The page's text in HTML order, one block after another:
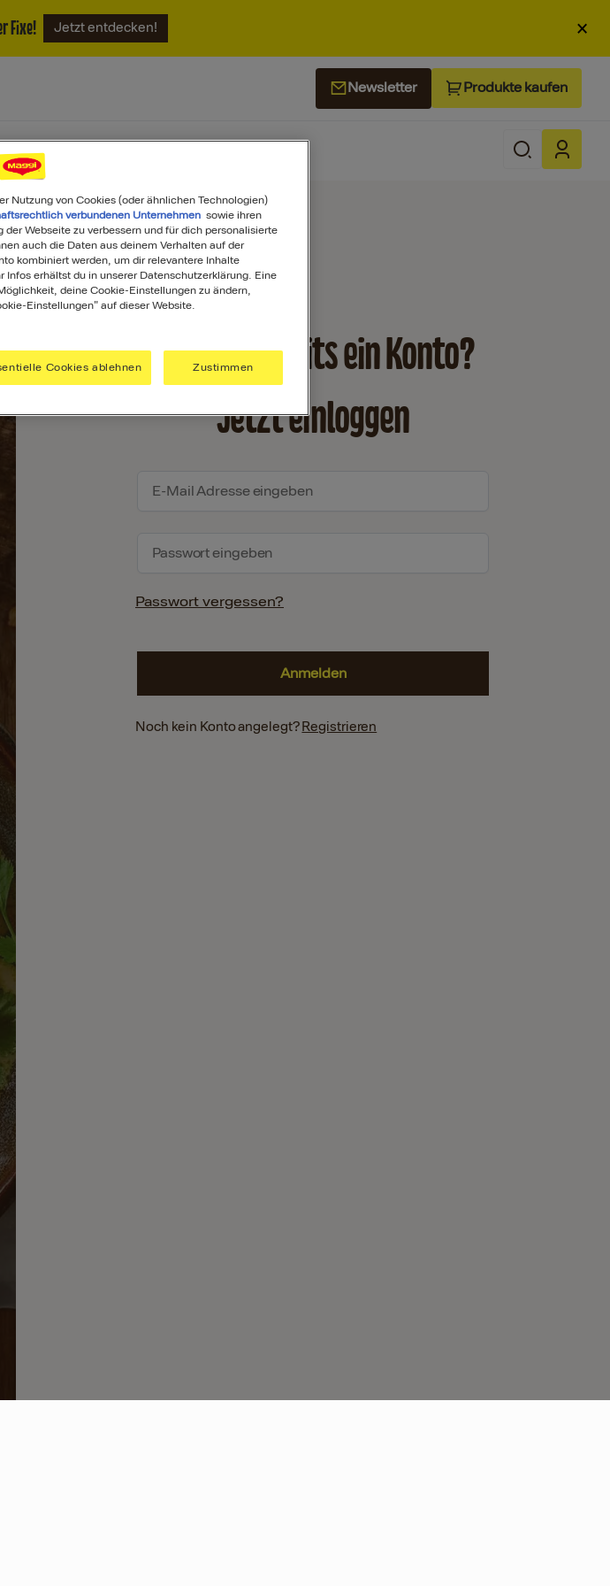
Fixe! Jetzt entdecken! ×
Newsletter Produkte kaufen
Du hast bereits ein Konto?
Jetzt einloggen
Passwort vergessen?
Noch kein Konto angelegt? Registrieren
Nutzung von Cookies (oder ähnlichen Technologien)
verbundenen Unternehmen sowie ihren
Webseite zu verbessern und für dich personalisierte
auch die Daten aus deinem Verhalten auf der
kombiniert werden, um dir relevantere Inhalte
erhältst du in unserer Datenschutzerklärung. Eine
deine Cookie-Einstellungen zu ändern,
Einstellungen" auf dieser Website.
Cookies ablehnen Zustimmen